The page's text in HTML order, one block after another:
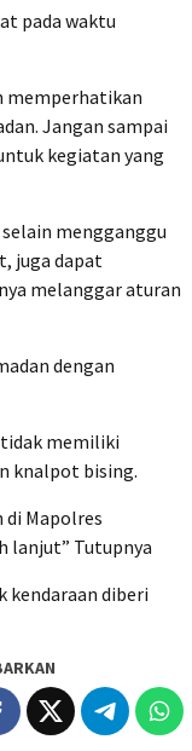
pada waktu
memperhatikan
Jangan sampai
kegiatan yang
mengganggu
juga dapat
melanggar aturan
dengan
memiliki
knalpot bising.
di Mapolres
lanjut” Tutupnya
kendaraan diberi